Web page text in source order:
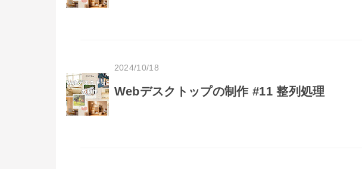
2024/10/18
Webデスクトップの制作 #11 整列処理